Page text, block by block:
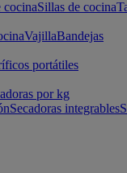
cocinaSillas de cocina
VajillaBandejas
portátiles
por kg
Secadoras integrables